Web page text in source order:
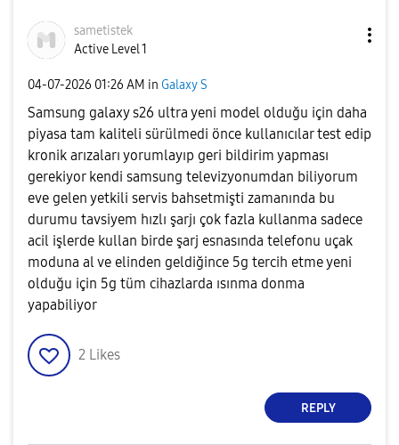
sametistek
Active Level 1
‎04-07-2026 01:26 AM in Galaxy S
Samsung galaxy s26 ultra yeni model olduğu için daha
piyasa tam kaliteli sürülmedi önce kullanıcılar test edip
kronik arızaları yorumlayıp geri bildirim yapması
gerekiyor kendi samsung televizyonumdan biliyorum
eve gelen yetkili servis bahsetmişti zamanında bu
durumu tavsiyem hızlı şarjı çok fazla kullanma sadece
acil işlerde kullan birde şarj esnasında telefonu uçak
moduna al ve elinden geldiğince 5g tercih etme yeni
olduğu için 5g tüm cihazlarda ısınma donma
yapabiliyor
2 Likes
REPLY